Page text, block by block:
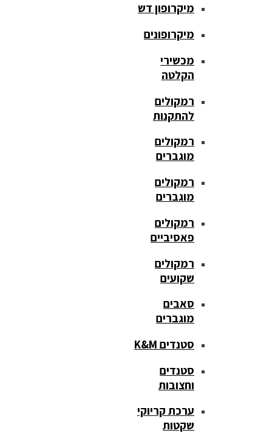
מיקרופון דש
מיקרופונים
מכשירי
הקלטה
רמקולים
להתקנות
רמקולים
מוגברים
רמקולים
מוגברים
רמקולים
פאסיביים
רמקולים
שקועים
סאבים
מוגברים
סטנדים K&M
סטנדים
וחצובות
ערכת קריוקי
שקטות